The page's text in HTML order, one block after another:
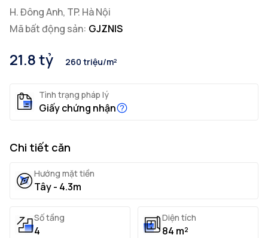
H. Đông Anh, TP. Hà Nội
Mã bất động sản: GJZNIS
21.8 tỷ 260 triệu/m²
Tình trạng pháp lý
Giấy chứng nhận
Chi tiết căn
Hướng mặt tiền
Tây - 4.3m
Số tầng
4
Diện tích
84 m²